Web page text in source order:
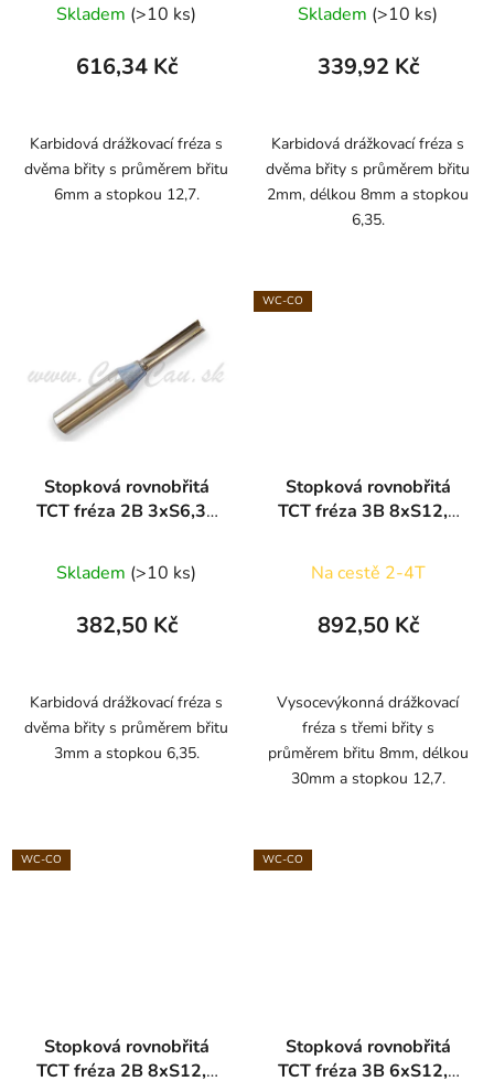
hodnocení
produktu
z
5
hvězdiček.
Skladem (>10 ks)
616,34 Kč
Karbidová drážkovací fréza s
dvěma břity s průměrem břitu
6mm a stopkou 12,7.
Skladem (>10 ks)
339,92 Kč
Karbidová drážkovací fréza s
dvěma břity s průměrem břitu
2mm, délkou 8mm a stopkou
6,35.
Stopková rovnobřitá
TCT fréza 2B 3xS6,35
Skladem (>10 ks)
382,50 Kč
Karbidová drážkovací fréza s
dvěma břity s průměrem břitu
3mm a stopkou 6,35.
WC-CO
Stopková rovnobřitá
TCT fréza 3B 8xS12,7
Na cestě 2-4T
892,50 Kč
Vysocevýkonná drážkovací
fréza s třemi břity s
průměrem břitu 8mm, délkou
30mm a stopkou 12,7.
WC-CO
Stopková rovnobřitá
TCT fréza 2B 8xS12,7
WC-CO
Stopková rovnobřitá
TCT fréza 3B 6xS12,7